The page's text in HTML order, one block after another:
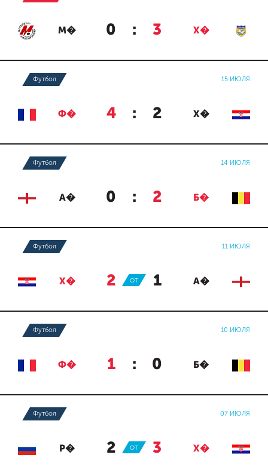
М� 0 : 3 Х�
Футбол 15 ИЮЛЯ
Ф� 4 : 2 Х�
Футбол 14 ИЮЛЯ
А� 0 : 2 Б�
Футбол 11 ИЮЛЯ
Х� 2 : 1 А�
ОТ
Футбол 10 ИЮЛЯ
Ф� 1 : 0 Б�
Футбол 07 ИЮЛЯ
Р� 2 : 3 Х�
ОТ